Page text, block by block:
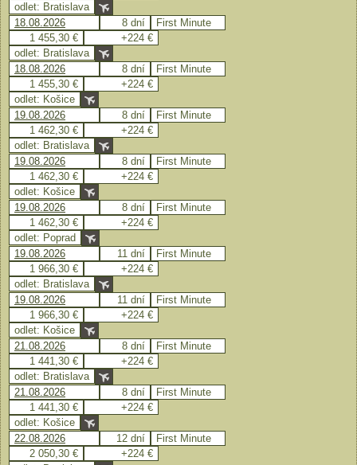
odlet: Bratislava
18.08.2026
8 dní
First Minute
1 455,30 €
+224 €
odlet: Bratislava
18.08.2026
8 dní
First Minute
1 455,30 €
+224 €
odlet: Košice
19.08.2026
8 dní
First Minute
1 462,30 €
+224 €
odlet: Bratislava
19.08.2026
8 dní
First Minute
1 462,30 €
+224 €
odlet: Košice
19.08.2026
8 dní
First Minute
1 462,30 €
+224 €
odlet: Poprad
19.08.2026
11 dní
First Minute
1 966,30 €
+224 €
odlet: Bratislava
19.08.2026
11 dní
First Minute
1 966,30 €
+224 €
odlet: Košice
21.08.2026
8 dní
First Minute
1 441,30 €
+224 €
odlet: Bratislava
21.08.2026
8 dní
First Minute
1 441,30 €
+224 €
odlet: Košice
22.08.2026
12 dní
First Minute
2 050,30 €
+224 €